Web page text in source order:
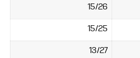
15/26
15/25
13/27